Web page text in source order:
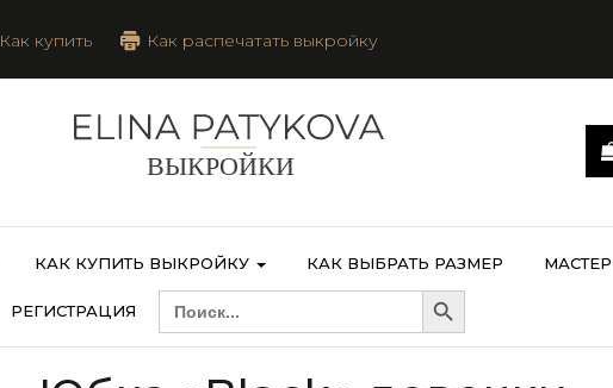
Как купить Как распечатать выкройку
КАК КУПИТЬ ВЫКРОЙКУ КАК ВЫБРАТЬ РАЗМЕР
РЕГИСТРАЦИЯ
SEARCH
FOR:
Search Button